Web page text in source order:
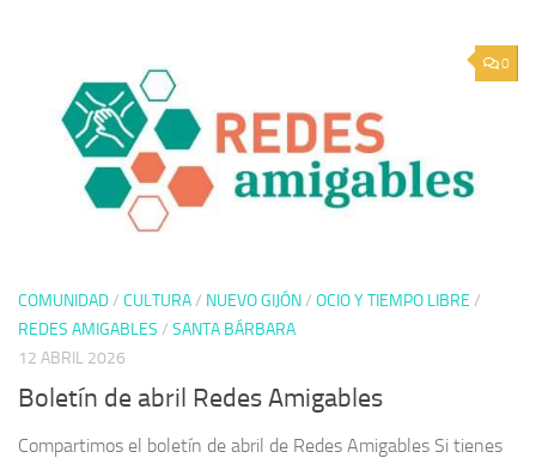
0
COMUNIDAD/ CULTURA/ NUEVO GIJÓN/ OCIO Y TIEMPO LIBRE /
REDES AMIGABLES / SANTA BÁRBARA
12 ABRIL 2026
Boletín de abril Redes Amigables
Compartimos el boletín de abril de Redes Amigables Si tienes